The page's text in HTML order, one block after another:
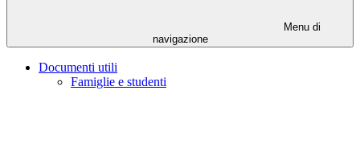
Menu di
navigazione
Documenti utili
Famiglie e studenti